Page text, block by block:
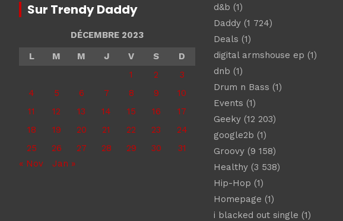
Sur Trendy Daddy
DÉCEMBRE 2023
L
M M J V S
D
1
2
3
4
5 6 7 8 9
10
11
12 13 14 15 16
17
18
19 20 21 22 23
24
25
26 27 28 29 30
31
« Nov
Jan »
d&b (1)
Daddy(1 724)
Deals (1)
digital armshouse ep (1)
dnb (1)
Drum n Bass (1)
Events (1)
Geeky(12 203)
google2b (1)
Groovy(9 158)
Healthy(3 538)
Hip-Hop (1)
Homepage (1)
i blacked out single (1)